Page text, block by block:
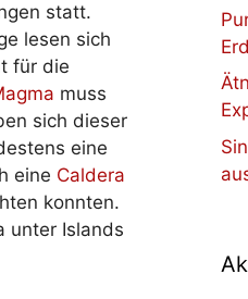
statt.
lesen sich
für die
muss
sich dieser
eine
eine Caldera
konnten.
unter Islands